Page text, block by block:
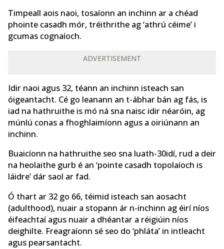
Timpeall aois naoi, tosaíonn an inchinn ar a chéad
phointe casadh mór, tréithrithe ag ‘athrú céime’ i
gcumas cognaíoch.
ADVERTISEMENT
Idir naoi agus 32, téann an inchinn isteach san
óigeantacht. Cé go leanann an t-ábhar bán ag fás, is
iad na hathruithe is mó ná sna naisc idir néaróin, ag
múnlú conas a fhoghlaimíonn agus a oiriúnann an
inchinn.
Buaicíonn na hathruithe seo sna luath-30idí, rud a deir
na heolaithe gurb é an ‘pointe casadh topolaíoch is
láidre’ dár saol ar fad.
Ó thart ar 32 go 66, téimid isteach san aosacht
(adulthood), nuair a stopann ár n-inchinn ag éirí níos
éifeachtaí agus nuair a dhéantar a réigiúin níos
deighilte. Freagraíonn sé seo do ‘phláta’ in intleacht
agus pearsantacht.